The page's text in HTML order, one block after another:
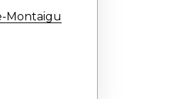
Montaigu